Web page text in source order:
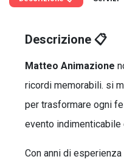
Descrizione 📋
Matteo Animazione
ricordi memorabili. si
per trasformare ogni
evento indimenticabile
Con anni di